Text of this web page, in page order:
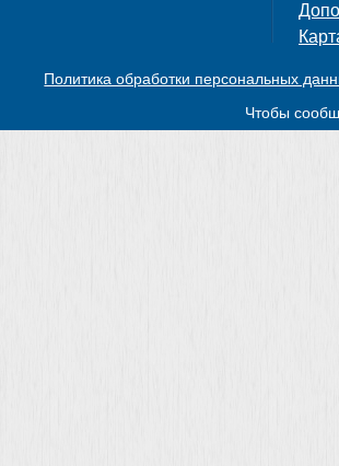
Политика обработки персональных
Чтобы